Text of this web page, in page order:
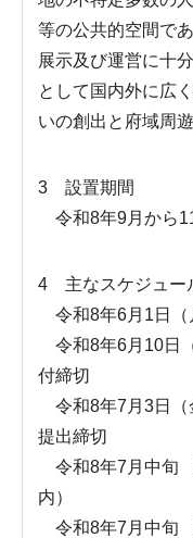
等の公共的空間で
展示及び運営に十
として国内外に広
いの創出と府域周
3 設置期間
令和8年9月から
4 主なスケジュー
令和8年6月1日
令和8年6月10日
付締切
令和8年7月3日
提出締切
令和8年7月中旬
内）
令和8年7月中旬